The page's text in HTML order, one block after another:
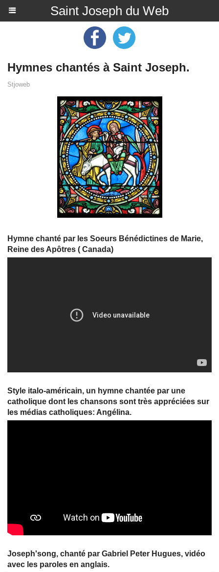
Saint Joseph du Web
Hymnes chantés à Saint Joseph.
Stjoweb
Hymne chanté par les Soeurs Bénédictines de Marie,
Reine des Apôtres ( Canada)
Style italo-américain, un hymne chantée par une
catholique dont les chansons sont très appréciées sur
les médias catholiques: Angélina.
Joseph'song, chanté par Gabriel Peter Hugues, vidéo
avec les paroles en anglais.